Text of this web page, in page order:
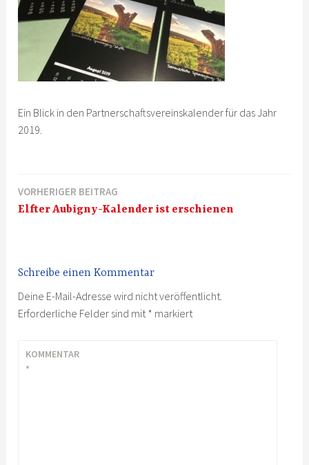
Ein Blick in den Partnerschaftsvereinskalender für das Jahr
2019.
Beitragsnavigation
VORHERIGER BEITRAG
Elfter Aubigny-Kalender ist erschienen
Schreibe einen Kommentar
Deine E-Mail-Adresse wird nicht veröffentlicht.
Erforderliche Felder sind mit* markiert
KOMMENTAR
*